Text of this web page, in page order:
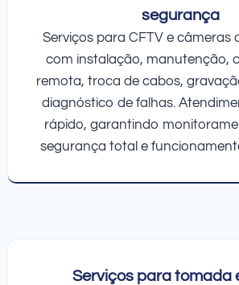
segurança
Serviços para CFTV e câmeras
com instalação, manutenção,
remota, troca de cabos,
diagnóstico de falhas.
rápido, garantindo
segurança total e
Serviços para tomada